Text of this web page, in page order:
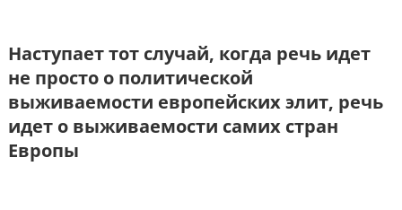
Наступает тот случай, когда речь идет
не просто о политической
выживаемости европейских элит, речь
идет о выживаемости самих стран
Европы